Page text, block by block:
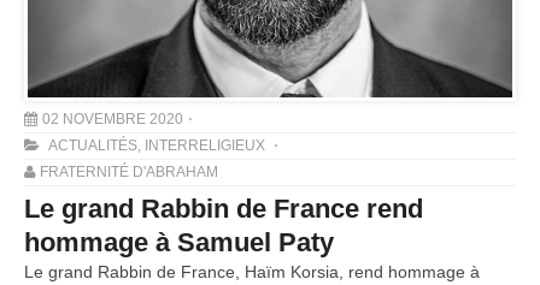
02 NOVEMBRE 2020
ACTUALITÉS, INTERRELIGIEUX
FRATERNITÉ D'ABRAHAM
Le grand Rabbin de France rend
hommage à Samuel Paty
Le grand Rabbin de France, Haïm Korsia, rend hommage à